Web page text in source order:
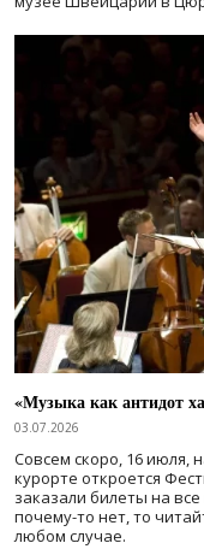
«Музыка как антидот
03.07.2026
Совсем скоро, 16 июля,
курорте откроется
заказали билеты на
почему-то нет, то
любом случае.